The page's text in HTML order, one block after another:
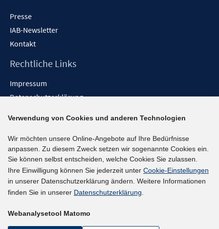
Presse
IAB-Newsletter
Kontakt
Rechtliche Links
Impressum
Datenschutzerklärung
Barrieren melden
Social-Media-Kanäle
BlueSky
YouTube
LinkedIn
kununu
Verwendung von Cookies und anderen Technologien
Wir möchten unsere Online-Angebote auf Ihre Bedürfnisse
anpassen. Zu diesem Zweck setzen wir sogenannte Cookies ein.
Sie können selbst entscheiden, welche Cookies Sie zulassen.
Ihre Einwilligung können Sie jederzeit unter Cookie-Einstellungen
in unserer Datenschutzerklärung ändern. Weitere Informationen
finden Sie in unserer Datenschutzerklärung.
Webanalysetool Matomo